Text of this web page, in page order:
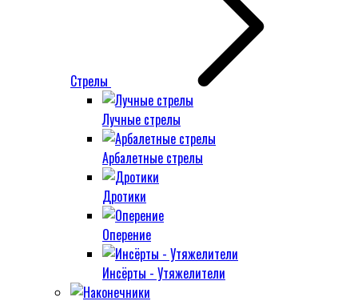
Стрелы
Лучные стрелы
Арбалетные стрелы
Дротики
Оперение
Инсёрты - Утяжелители